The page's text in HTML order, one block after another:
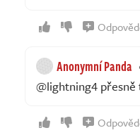
Anonymní Panda
@lightning4 přesně